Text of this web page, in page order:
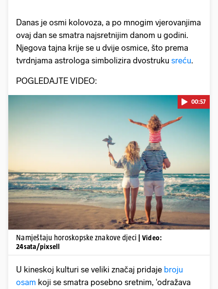
Danas je osmi kolovoza, a po mnogim vjerovanjima
ovaj dan se smatra najsretnijim danom u godini.
Njegova tajna krije se u dvije osmice, što prema
tvrdnjama astrologa simbolizira dvostruku sreću.
POGLEDAJTE VIDEO:
Pokretanje videa...
00:57
Namještaju horoskopske znakove djeci
| Video:
24sata/pixsell
U kineskoj kulturi se veliki značaj pridaje broju
osam koji se smatra posebno sretnim, 'odražava